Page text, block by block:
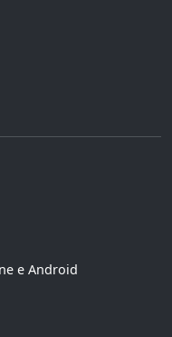
e Android